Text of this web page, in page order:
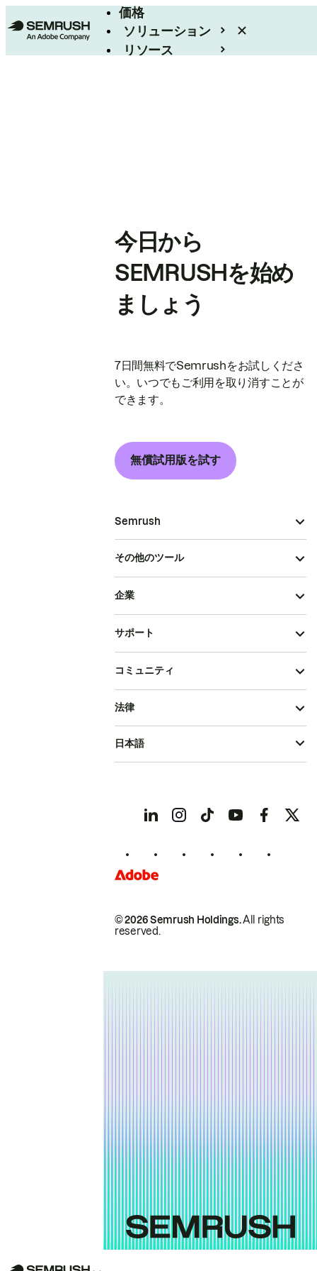
価格
ソリューション
リソース
今日から
SEMRUSHを始め
ましょう
7日間無料でSemrushをお試しくださ
い。いつでもご利用を取り消すことが
できます。
無償試用版を試す
Semrush
その他のツール
企業
サポート
コミュニティ
© 2026 Semrush Holdings.All rights
reserved.
法律
日本語